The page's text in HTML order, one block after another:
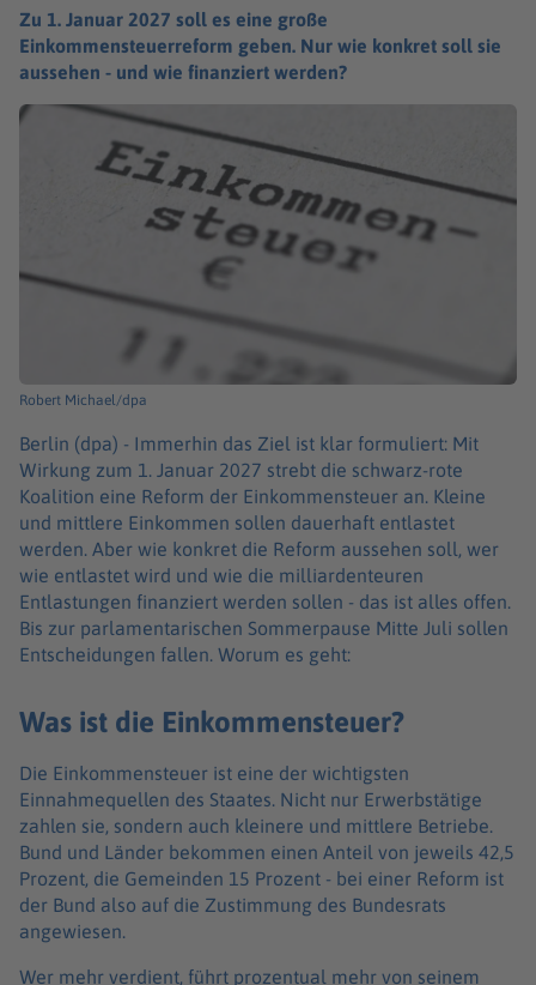
Zu 1. Januar 2027 soll es eine große
Einkommensteuerreform geben. Nur wie konkret soll sie
aussehen - und wie finanziert werden?
Robert Michael/dpa
Berlin (dpa) - Immerhin das Ziel ist klar formuliert: Mit
Wirkung zum 1. Januar 2027 strebt die schwarz-rote
Koalition eine Reform der Einkommensteuer an. Kleine
und mittlere Einkommen sollen dauerhaft entlastet
werden. Aber wie konkret die Reform aussehen soll, wer
wie entlastet wird und wie die milliardenteuren
Entlastungen finanziert werden sollen - das ist alles offen.
Bis zur parlamentarischen Sommerpause Mitte Juli sollen
Entscheidungen fallen. Worum es geht:
Was ist die Einkommensteuer?
Die Einkommensteuer ist eine der wichtigsten
Einnahmequellen des Staates. Nicht nur Erwerbstätige
zahlen sie, sondern auch kleinere und mittlere Betriebe.
Bund und Länder bekommen einen Anteil von jeweils 42,5
Prozent, die Gemeinden 15 Prozent - bei einer Reform ist
der Bund also auf die Zustimmung des Bundesrats
angewiesen.
Wer mehr verdient, führt prozentual mehr von seinem